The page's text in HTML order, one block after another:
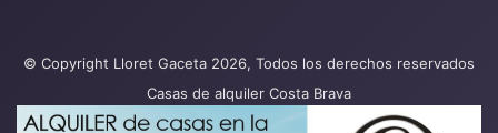
© Copyright Lloret Gaceta 2026, Todos los derechos reservados
Casas de alquiler Costa Brava